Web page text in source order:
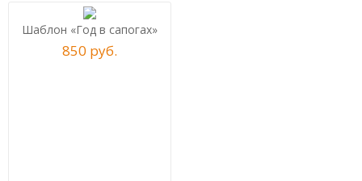
Шаблон «Год в сапогах»
850 руб.